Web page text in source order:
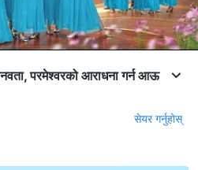
परमेश्‍वरको आराधना गर्न आऊ
सेयर गर्नुहोस्